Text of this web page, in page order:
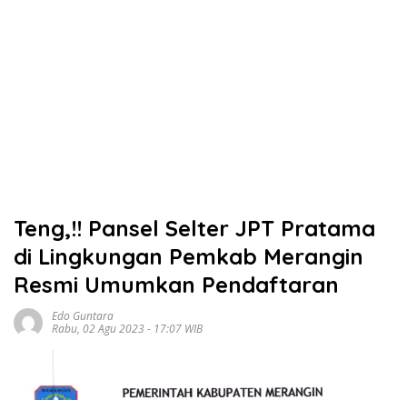
Teng,!! Pansel Selter JPT Pratama
di Lingkungan Pemkab Merangin
Resmi Umumkan Pendaftaran
Edo Guntara
Rabu, 02 Agu 2023 - 17:07 WIB